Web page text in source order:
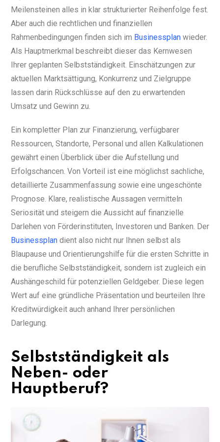
Meilensteinen alles in klar strukturierter Reihenfolge fest.
Aber auch die rechtlichen und finanziellen
Rahmenbedingungen finden sich im Businessplan wieder.
Als Hauptmerkmal beschreibt dieser das Kernwesen
Ihrer geplanten Selbstständigkeit. Einschätzungen zur
aktuellen Marktsättigung, Konkurrenz und Zielgruppe
lassen darin Rückschlüsse auf den zu erwartenden
Umsatz und Gewinn zu.
Ein kompletter Plan zur Finanzierung, verfügbarer
Ressourcen, Standorte, Personal und allen Kalkulationen
gewährt einen Überblick über die Aufstellung und
Erfolgschancen. Von Vorteil ist eine möglichst sachliche,
detaillierte Zusammenfassung sowie eine ungeschönte
Prognose. Klare, realistische Aussagen vermitteln
Seriosität und steigern die Aussicht auf finanzielle
Darlehen von Förderinstituten, Investoren und Banken. Der
Businessplan dient also nicht nur Ihnen selbst als
Blaupause und Orientierungshilfe für die ersten Schritte in
die berufliche Selbstständigkeit, sondern ist zugleich ein
Aushängeschild für potenziellen Geldgeber. Diese legen
Wert auf eine gründliche Präsentation und beurteilen Ihre
Kreditwürdigkeit auch anhand Ihrer persönlichen
Darlegung.
Selbstständigkeit als
Neben- oder
Hauptberuf?